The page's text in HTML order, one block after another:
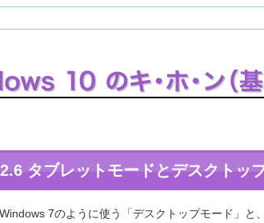
2.6 タブレットモードとデスクトッ
7のように使う「デスクトップモード」